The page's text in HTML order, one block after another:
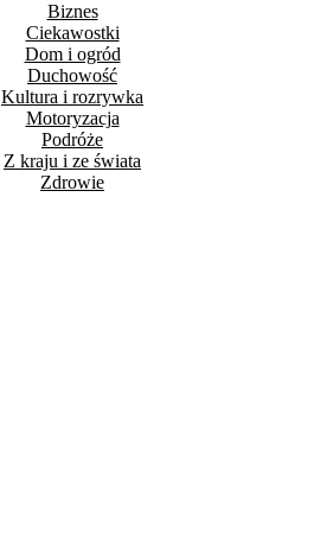
Biznes
Ciekawostki
Dom i ogród
Duchowość
Kultura i rozrywka
Motoryzacja
Podróże
Z kraju i ze świata
Zdrowie